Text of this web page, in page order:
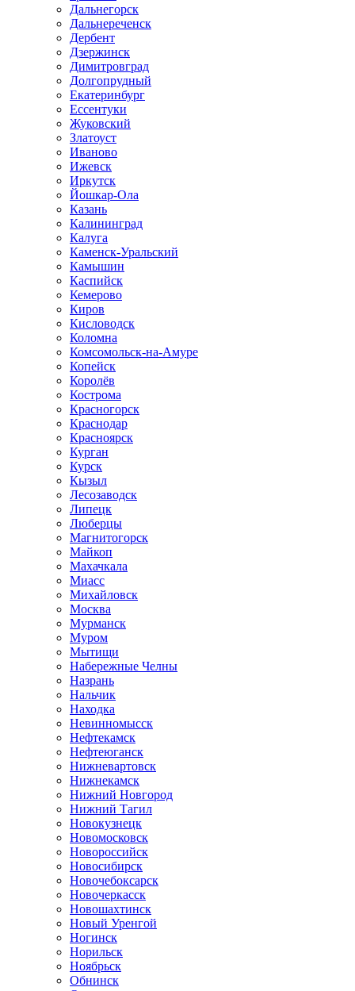
Дальнегорск
Дальнереченск
Дербент
Дзержинск
Димитровград
Долгопрудный
Екатеринбург
Ессентуки
Жуковский
Златоуст
Иваново
Ижевск
Иркутск
Йошкар-Ола
Казань
Калининград
Калуга
Каменск-Уральский
Камышин
Каспийск
Кемерово
Киров
Кисловодск
Коломна
Комсомольск-на-Амуре
Копейск
Королёв
Кострома
Красногорск
Краснодар
Красноярск
Курган
Курск
Кызыл
Лесозаводск
Липецк
Люберцы
Магнитогорск
Майкоп
Махачкала
Миасс
Михайловск
Москва
Мурманск
Муром
Мытищи
Набережные Челны
Назрань
Нальчик
Находка
Невинномысск
Нефтекамск
Нефтеюганск
Нижневартовск
Нижнекамск
Нижний Новгород
Нижний Тагил
Новокузнецк
Новомосковск
Новороссийск
Новосибирск
Новочебоксарск
Новочеркасск
Новошахтинск
Новый Уренгой
Ногинск
Норильск
Ноябрьск
Обнинск